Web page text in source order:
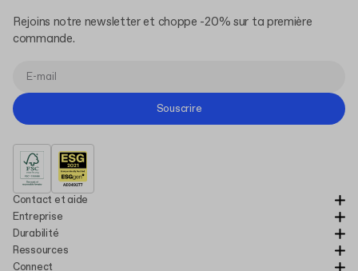
Contact et aide
Entreprise
Durabilité
Ressources
Connect
Rejoins notre newsletter et choppe -20% sur ta première
commande.
Souscrire